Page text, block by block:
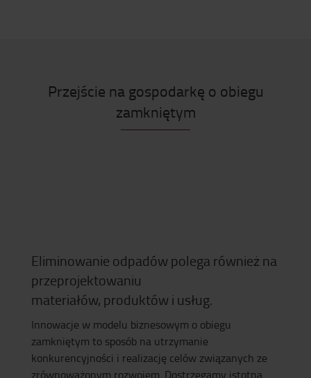
Przejście na gospodarkę o obiegu
zamkniętym
Eliminowanie odpadów polega również na
przeprojektowaniu
materiałów, produktów i usług.
Innowacje w modelu biznesowym o obiegu
zamkniętym to sposób na utrzymanie
konkurencyjności i realizację celów związanych ze
zrównoważonym rozwojem. Dostrzegamy istotną